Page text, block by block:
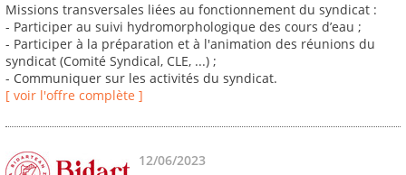
Missions transversales liées au fonctionnement du syndicat :
- Participer au suivi hydromorphologique des cours d’eau ;
- Participer à la préparation et à l'animation des réunions du
syndicat (Comité Syndical, CLE, ...) ;
- Communiquer sur les activités du syndicat.
[ voir l'offre complète ]
12/06/2023